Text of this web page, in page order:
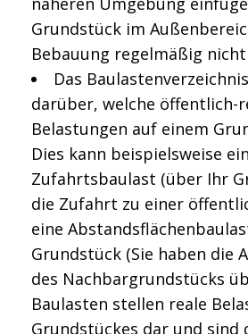
Grundstück im
Bebauung regelmäßig
Das
darüber, welche öffentlich-
Belastungen auf einem
Dies kann beispielsweise
Zufahrtsbaulast (über Ihr
die Zufahrt zu einer
eine
Grundstück (Sie haben die
des Nachbargrundstücks
Baulasten stellen reale
Grundstückes dar und sind